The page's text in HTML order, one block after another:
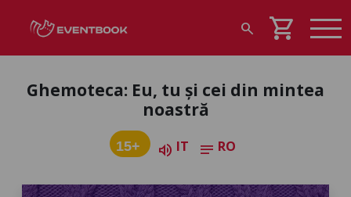
search shopping_cart
Ghemoteca: Eu, tu și cei din mintea
noastră
15+ volume_up IT notes RO